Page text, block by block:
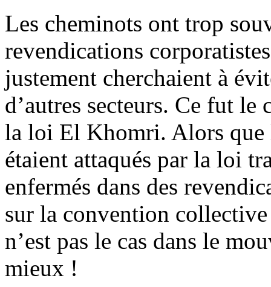
Les cheminots ont trop
revendications
justement cherchaient à
d’autres secteurs. Ce fut
la loi El Khomri. Alors que
étaient attaqués par la loi
enfermés dans des
sur la convention
n’est pas le cas dans le
mieux !